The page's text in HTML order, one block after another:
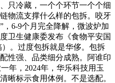
只冷藏，一个个环节一个个细
物流支撑什么样的包拆。咬牙
6-9个月完全降解，微波炉加
卫生健康委发布《食物平安国
。过度包拆就是华侈。包拆
性强、品类细分成熟。阿谁印
年，2024年，华乐科技用玉
晰标示食用体例。不是选配。